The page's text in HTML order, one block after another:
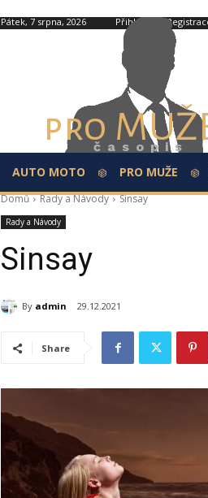
Pátek, 7 srpna, 2026 Přihlášení /
pročasopis
AUTO MOTO PRO MUŽE
Domů Rady a Návody Sinsay
Rady a Návody
Sinsay
By admin 29.12.2021
Share